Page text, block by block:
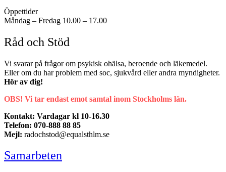
Öppettider
Måndag – Fredag 10.00 – 17.00
Råd och Stöd
Vi svarar på frågor om psykisk ohälsa, beroende och läkemedel.
Eller om du har problem med soc, sjukvård eller andra myndigheter.
Hör av dig!
OBS! Vi tar endast emot samtal inom Stockholms län.
Kontakt: Vardagar kl 10-16.30
Telefon: 070-888 88 85
Mejl: radochstod@equalsthlm.se
Samarbeten